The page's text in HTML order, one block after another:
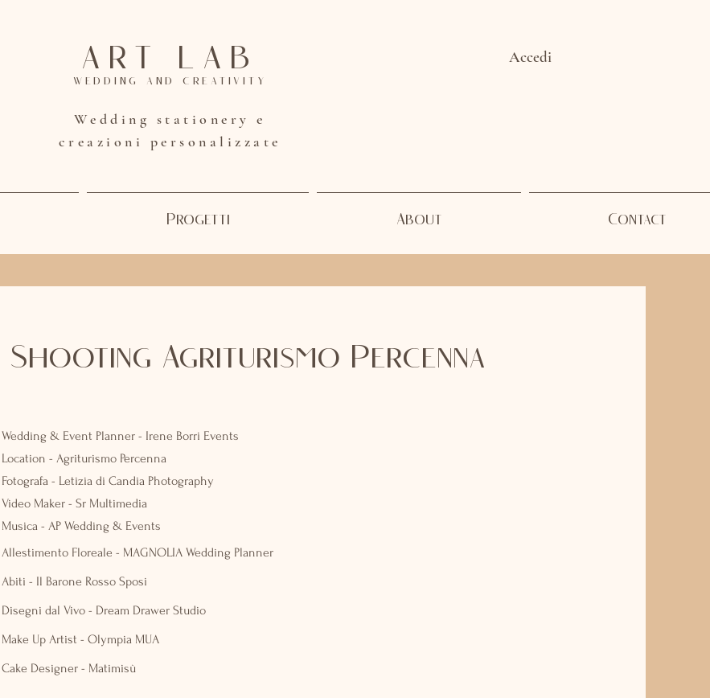
ART LAB
wedding and creativity
Wedding stationery e
creazioni personalizzate
Accedi
Progetti About Contact
Shooting Agriturismo Percenna
Wedding & Event Planner - Irene Borri Events
Location - Agriturismo Percenna
Fotografa - Letizia di Candia Photography
Video Maker - Sr Multimedia
Musica - AP Wedding & Events
Allestimento Floreale - MAGNOLIA Wedding Planner
Abiti - Il Barone Rosso Sposi
Disegni dal Vivo - Dream Drawer Studio
Make Up Artist - Olympia MUA
Cake Designer - Matimisù